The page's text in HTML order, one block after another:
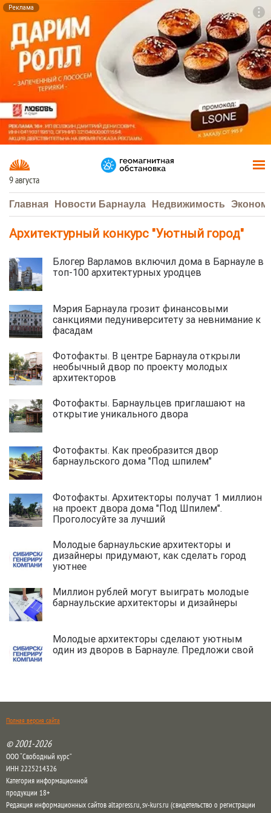
Реклама
9 августа
Главная Новости Барнаула Недвижимость
Архитектурный конкурс "Уютный город"
Блогер Варламов включил дома в Барнауле в
топ-100 архитектурных уродцев
Мэрия Барнаула грозит финансовыми
санкциями педуниверситету за невнимание к
фасадам
Фотофакты. В центре Барнаула открыли
необычный двор по проекту молодых
архитекторов
Фотофакты. Барнаульцев приглашают на
открытие уникального двора
Фотофакты. Как преобразится двор
барнаульского дома "Под шпилем"
Фотофакты. Архитекторы получат 1 миллион
на проект двора дома "Под Шпилем".
Проголосуйте за лучший
Молодые барнаульские архитекторы и
дизайнеры придумают, как сделать город
уютнее
Миллион рублей могут выиграть молодые
барнаульские архитекторы и дизайнеры
Молодые архитекторы сделают уютным
один из дворов в Барнауле. Предложи свой
Полная версия сайта
© 2001-2026
ООО “Свободный курс”
ИНН 2225214326
Категория информационной
продукции 18+
Редакция информационных сайтов altapress.ru, sv-kurs.ru (свидетельство о регистрации